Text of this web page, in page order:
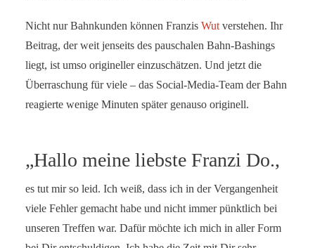
Nicht nur Bahnkunden können Franzis Wut verstehen. Ihr
Beitrag, der weit jenseits des pauschalen Bahn-Bashings
liegt, ist umso origineller einzuschätzen. Und jetzt die
Überraschung für viele – das Social-Media-Team der Bahn
reagierte wenige Minuten später genauso originell.
„Hallo meine liebste Franzi Do.,
es tut mir so leid. Ich weiß, dass ich in der Vergangenheit
viele Fehler gemacht habe und nicht immer pünktlich bei
unseren Treffen war. Dafür möchte ich mich in aller Form